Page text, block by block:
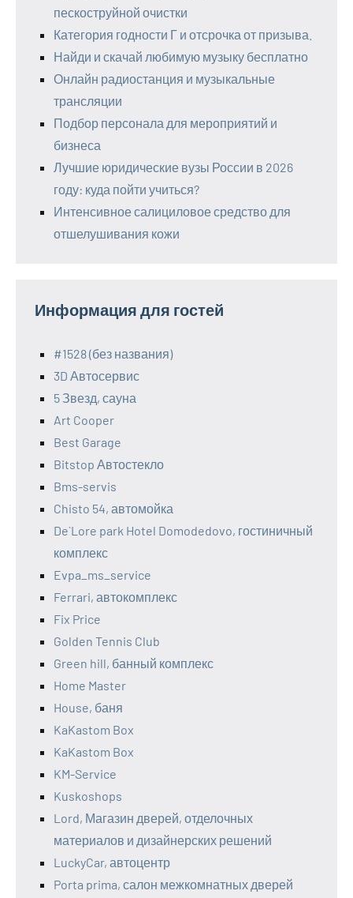
пескоструйной очистки
Категория годности Г и отсрочка от призыва.
Найди и скачай любимую музыку бесплатно
Онлайн радиостанция и музыкальные
трансляции
Подбор персонала для мероприятий и
бизнеса
Лучшие юридические вузы России в 2026
году: куда пойти учиться?
Интенсивное салициловое средство для
отшелушивания кожи
Информация для гостей
#1528 (без названия)
3D Автосервис
5 Звезд, сауна
Art Cooper
Best Garage
Bitstop Автостекло
Bms-servis
Chisto 54, автомойка
De`Lore park Hotel Domodedovo, гостиничный
комплекс
Evpa_ms_service
Ferrari, автокомплекс
Fix Price
Golden Tennis Club
Green hill, банный комплекс
Home Master
House, баня
KaKastom Box
KaKastom Box
KM-Service
Kuskoshops
Lord, Магазин дверей, отделочных
материалов и дизайнерских решений
LuckyCar, автоцентр
Porta prima, салон межкомнатных дверей